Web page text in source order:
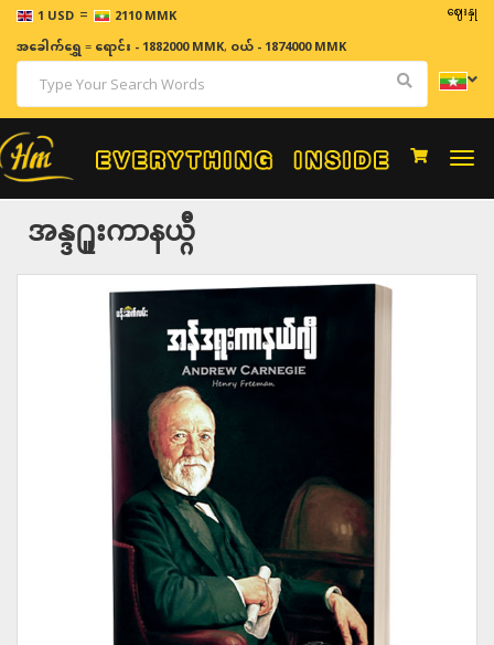
1 USD = 2110 MMK ဈေးနှုန်းမ
အခေါက်ရွှေ=ရောင်း - 1882000 MMK, ဝယ် - 1874000 MMK
အန္ဒ႐ူးကာနယ္ဂ်ီ